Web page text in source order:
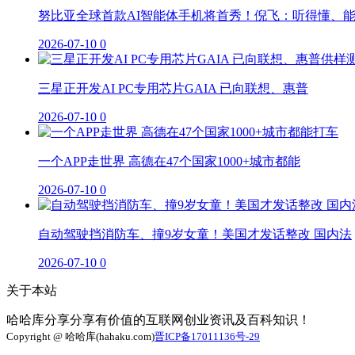
努比亚全球首款AI智能体手机将首秀！倪飞：听得懂、能
2026-07-10 0
三星正开发AI PC专用芯片GAIA 已向联想、惠普
2026-07-10 0
一个APP走世界 高德在47个国家1000+城市都能
2026-07-10 0
自动驾驶挡消防车、撞9岁女童！美国才发话整改 国内法
2026-07-10 0
关于本站
哈哈库分享分享有价值的互联网创业资讯及百科知识！
Copyright @ 哈哈库(hahaku.com)晋ICP备17011136号-29